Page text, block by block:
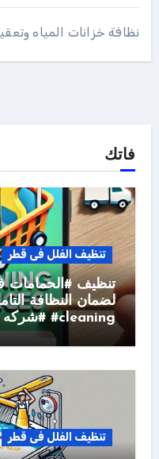
نظافة خزانات المياه
فاتك
تنظيف الفلل فى قطر
تنظيف #الحمامات
#cleaning #شركه #تنظيف
تنظيف الفلل فى قطر